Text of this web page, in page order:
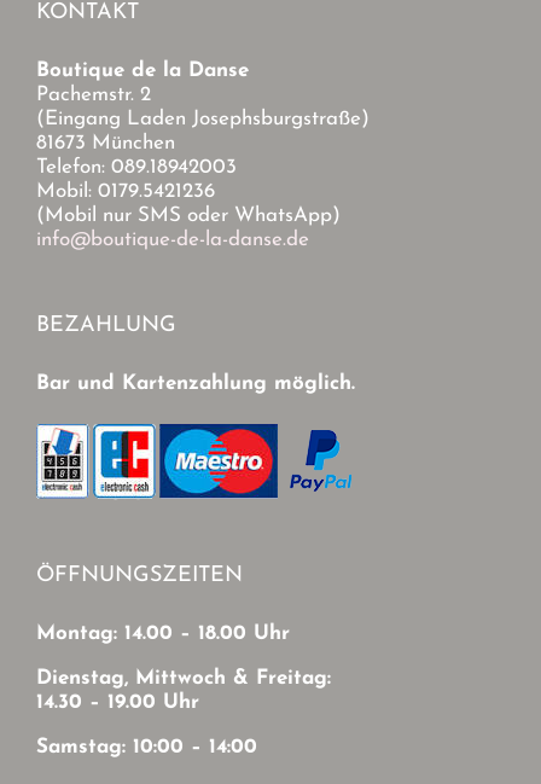
KONTAKT
Boutique de la Danse
Pachemstr. 2
(Eingang Laden Josephsburgstraße)
81673 München
Telefon: 089.18942003
Mobil: 0179.5421236
(Mobil nur SMS oder WhatsApp)
info@boutique-de-la-danse.de
BEZAHLUNG
Bar und Kartenzahlung möglich.
ÖFFNUNGSZEITEN
Montag: 14.00 – 18.00 Uhr
Dienstag, Mittwoch & Freitag:
14.30 – 19.00 Uhr
Samstag: 10:00 – 14:00